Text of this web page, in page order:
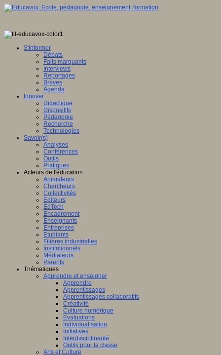
S'informer
Débats
Faits marquants
Interviews
Reportages
Brèves
Agenda
Innover
Didactique
Dispositifs
Pédagogie
Recherche
Technologies
Savoir(s)
Analyses
Conférences
Outils
Pratiques
Acteurs de l'éducation
Animateurs
Chercheurs
Collectivités
Editeurs
EdTech
Encadrement
Enseignants
Entreprises
Etudiants
Filières industrielles
Institutionnels
Médiateurs
Parents
Thématiques
Apprendre et enseigner
Apprendre
Apprentissages
Apprentissages collaboratifs
Créativité
Culture numérique
Evaluations
Individualisation
Initiatives
Interdisciplinarité
Outils pour la classe
Arts et Culture